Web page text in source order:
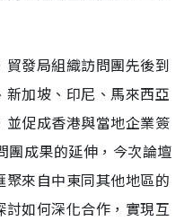
發局組織訪問團先後到
加坡、印尼、馬來西亞
促成香港與當地企業簽
團成果的延伸，今次論壇
來自中東同其他地區的
如何深化合作，實現互